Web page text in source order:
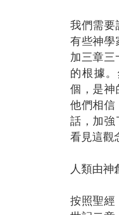
我們需要
有些神學
加三章三
的根據
個，是神
他們相信
話，加強
看見這觀
人類由神
按照聖經